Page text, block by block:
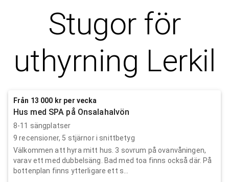
Stugor för
uthyrning Lerkil
Från 13 000 kr per vecka
Hus med SPA på Onsalahalvön
8-11 sängplatser
9 recensioner, 5 stjärnor i snittbetyg
Välkommen att hyra mitt hus. 3 sovrum på ovanvåningen,
varav ett med dubbelsäng. Bad med toa finns också där. På
bottenplan finns ytterligare ett s...